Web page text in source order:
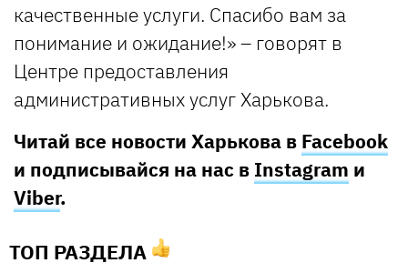
качественные услуги. Спасибо вам за
понимание и ожидание!» – говорят в
Центре предоставления
административных услуг Харькова.
Читай все новости Харькова в Facebook
и подписывайся на нас в Instagram и
Viber.
ТОП РАЗДЕЛА